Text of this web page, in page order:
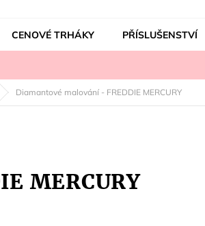
CENOVÉ TRHÁKY PŘÍSLUŠENSTVÍ
Diamantové malování - FREDDIE MERCURY
MERCURY